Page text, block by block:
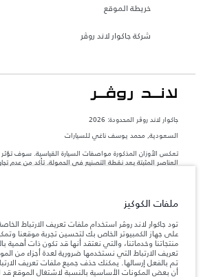
خريطة الموقع
شركة جاكوار لاند روڤر
جاكوار لاند روڨر المحدودة: 2026
السعودية, محمد يوسف ناغي للسيارات
تعكس الأوزان المذكورة مواصفات السيارة القياسية. سوف
العناصر المثبتة بعد نقطة التصنيع في الحمولة. تأكد من عدم
المعلومات والمواصفات والأسعار والألوان المذكورة على
آخر، كما أنّها قد تتغير بدون إشعار مسبق. الرجاء التواصل مع
والتحقق من الأسعار.
ملاحظة مهمة حول الصور والمواصفات.إن النقص العالمي
في مواصفات تصميم السيارات وتوفر الخيارات وتوقيتات
للغاية، ونتيجة لذلك، قد لا تمثّل الصور المستخدَمة ضمن موقع
بالكامل بالنسبة إلى الميزات والخيارات والحلية ومجموعات
ملفات الكوكيز
تود جاكوار لاند روڤر استخدام ملفات تعريف الارتباط
على جهاز الكمبيوتر الخاص بك لتحسين تجربة موقعنا
منتجاتنا وخدماتنا، والتي نعتقد أنها قد تكون ذات
تعريف الارتباط التي نستخدمها ضرورية لعدة أجزاء من
تم بالفعل إرسالها. يمكنك حذف جميع ملفات تعريف
أن بعض المكونات الأساسية بالنسبة لاشتغال الموقع